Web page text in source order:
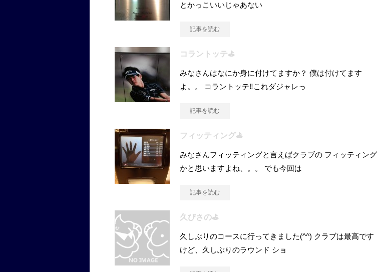
とかっこいいじゃあない
記事を読む
コラントッテ⛳️
みなさんはなにか身に付けてますか？ 僕は付けてます
よ。。 コラントッテ‼︎これダジャレっ
記事を読む
フィッティング⛳️
みなさんフィッティングと言えばクラブの フィッティング
かと思いますよね、。。 でも今回は
記事を読む
久びさの⛳️
久しぶりのコースに行ってきました(^^) クラブは最高です
けど、久しぶりのラウンド ショ